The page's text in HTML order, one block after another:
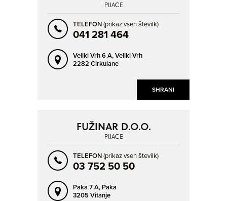
SHRANI
PIJAČE
TELEFON(prikaz vseh številk)
041 281 464
Veliki Vrh 6 A,Veliki Vrh
2282 Cirkulane
FUŽINAR D.O.O.
PIJAČE
TELEFON(prikaz vseh številk)
03 752 50 50
Paka 7 A, Paka
3205 Vitanje